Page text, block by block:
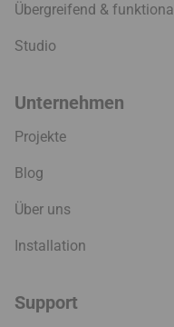
Übergreifend & funktional
Studio
Unternehmen
Projekte
Blog
Über uns
Installation
Support